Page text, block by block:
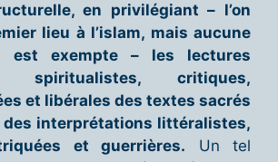
en privilégiant – l’on
lieu à l’islam, mais aucune
est exempte – les lectures
spiritualistes, critiques,
et libérales des textes sacrés
interprétations littéralistes,
et guerrières. Un tel